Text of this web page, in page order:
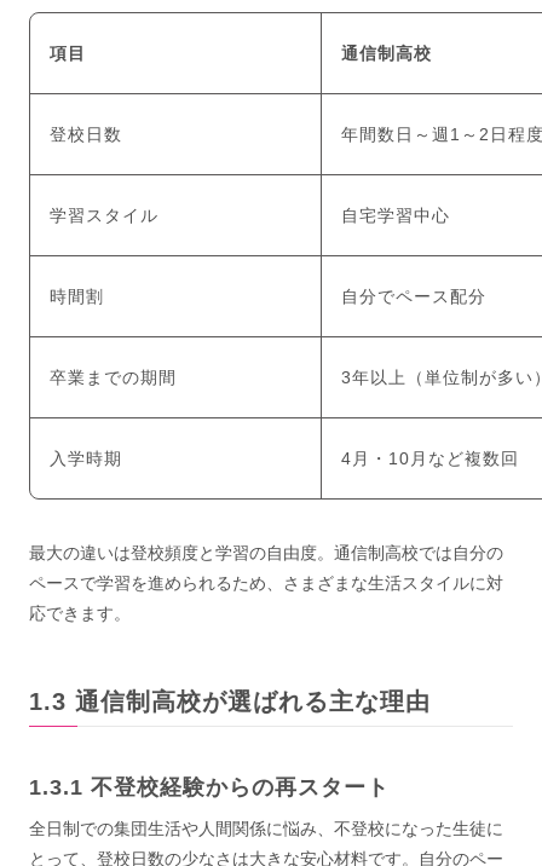
項目 通信制高校
登校日数 年間数日～週1～2日程
学習スタイル 自宅学習中心
時間割 自分でペース配分
卒業までの期間 3年以上（単位制が多い
入学時期 4月・10月など複数回
最大の違いは登校頻度と学習の自由度。通信制高校では自分の
ペースで学習を進められるため、さまざまな生活スタイルに対
応できます。
通信制高校が選ばれる主な理由
不登校経験からの再スタート
全日制での集団生活や人間関係に悩み、不登校になった生徒に
とって、登校日数の少なさは大きな安心材料です。自分のペー